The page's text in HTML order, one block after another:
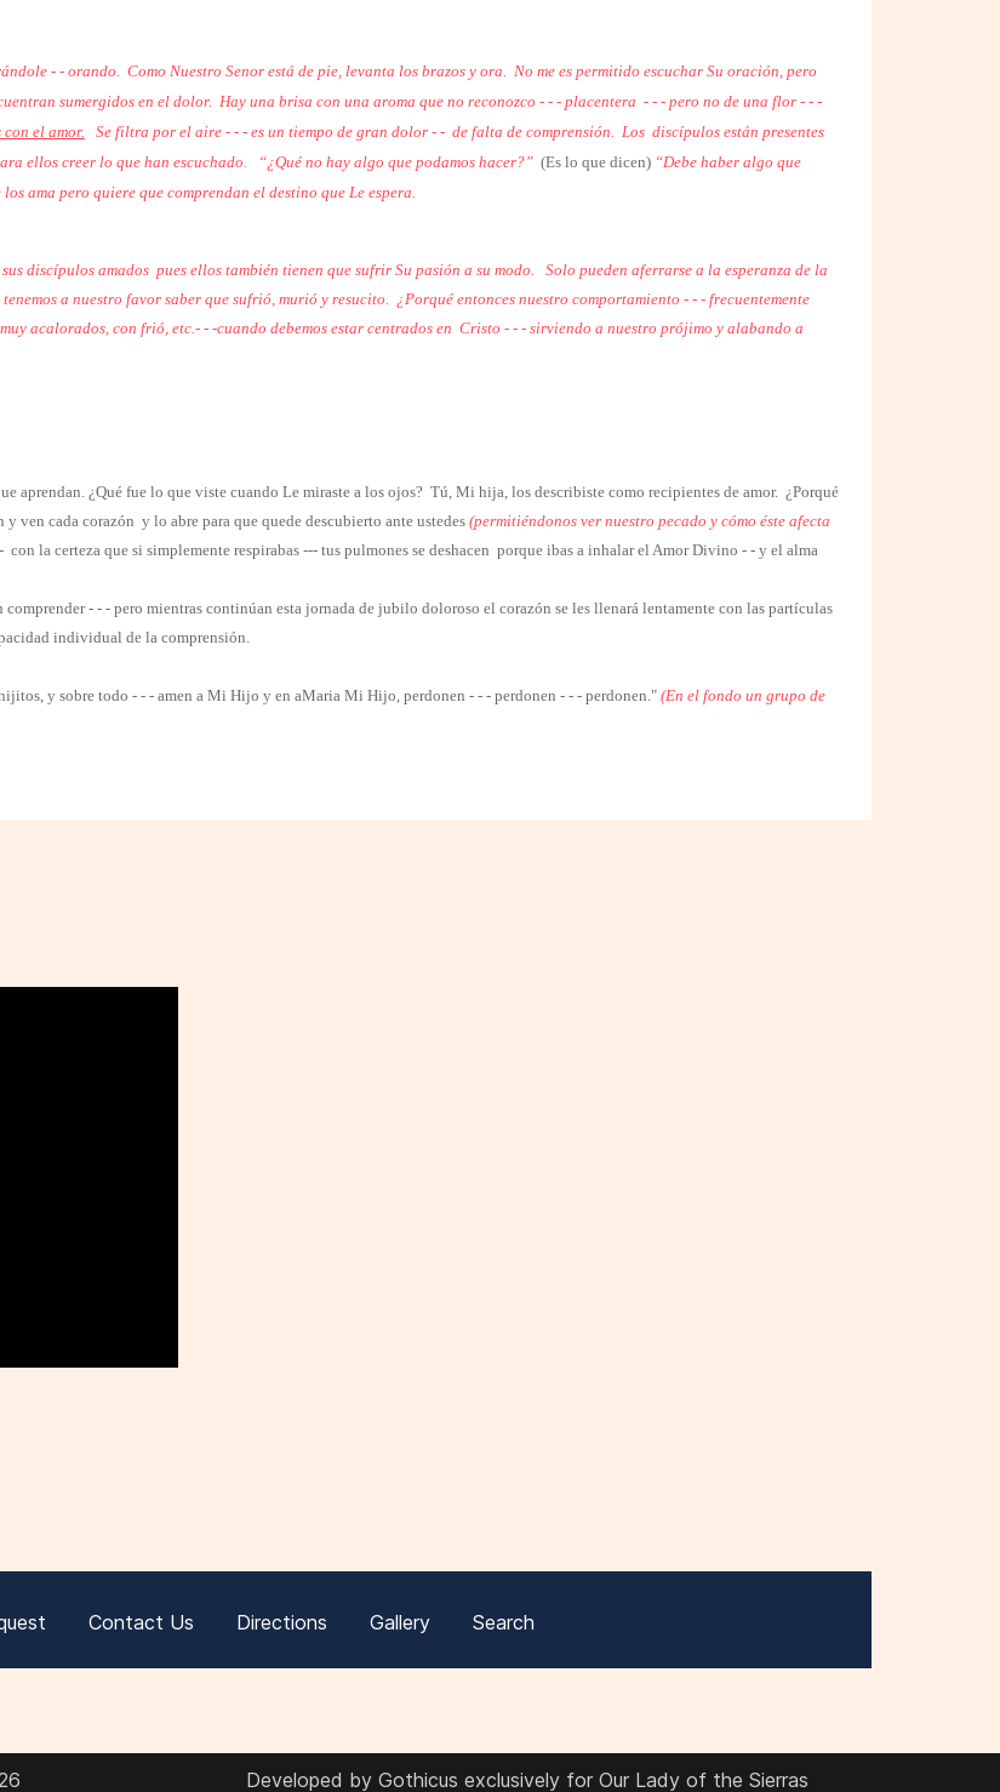
- - orando. Como Nuestro Senor está de pie, levanta los brazos y ora. No me es permitido escuchar Su oración, pero
sumergidos en el dolor. Hay una brisa con una aroma que no reconozco - - - placentera - - - pero no de una flor - - -
el amor. Se filtra por el aire - - - es un tiempo de gran dolor - - de falta de comprensión. Los discípulos están presentes
ellos creer lo que han escuchado. “¿Qué no hay algo que podamos hacer?” (Es lo que dicen) “Debe haber algo que
ama pero quiere que comprendan el destino que Le espera.
discípulos amados pues ellos también tienen que sufrir Su pasión a su modo.
Solo pueden aferrarse a la esperanza de la
a nuestro favor saber que sufrió, murió y resucito. ¿Porqué entonces nuestro comportamiento - - - frecuentemente
muy acalorados, con frió, etc.- - -cuando debemos estar centrados en Cristo - - - sirviendo a nuestro prójimo y alabando a
aprendan. ¿Qué fue lo que viste cuando Le miraste a los ojos? Tú, Mi hija, los describiste como recipientes de amor. ¿Porqué
ven cada corazón y lo abre para que quede descubierto ante ustedes (permitiéndonos ver nuestro pecado y cómo éste afecta
con la certeza que si simplemente respirabas --- tus pulmones se deshacen porque ibas a inhalar el Amor Divino - - y el alma
comprender - - - pero mientras continúan esta jornada de jubilo doloroso el corazón se les llenará lentamente con las partículas
individual de la comprensión.
y sobre todo - - - amen a Mi Hijo y en aMaria Mi Hijo, perdonen - - - perdonen - - - perdonen."(En el fondo un grupo de
Contact Us Directions Gallery Search
Developed by Gothicus exclusively for Our Lady of the Sierras